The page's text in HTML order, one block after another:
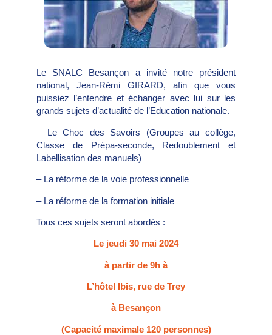
Le SNALC Besançon a invité notre président
national, Jean-Rémi GIRARD, afin que vous
puissiez l’entendre et échanger avec lui sur les
grands sujets d’actualité de l’Education nationale.
– Le Choc des Savoirs (Groupes au collège,
Classe de Prépa-seconde, Redoublement et
Labellisation des manuels)
– La réforme de la voie professionnelle
– La réforme de la formation initiale
Tous ces sujets seront abordés :
Le jeudi 30 mai 2024
à partir de 9h à
L’hôtel Ibis, rue de Trey
à Besançon
(Capacité maximale 120 personnes)